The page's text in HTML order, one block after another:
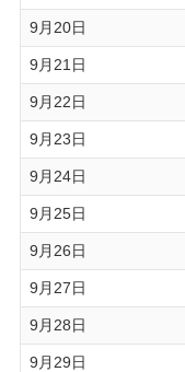
9月20日
9月21日
9月22日
9月23日
9月24日
9月25日
9月26日
9月27日
9月28日
9月29日